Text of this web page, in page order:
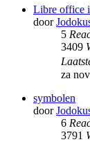
Libre office
door
5
3409
za
symbolen
door
6
3791